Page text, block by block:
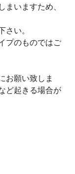
いますため、
い。
のものではご
お願い致しま
ど起きる場合が